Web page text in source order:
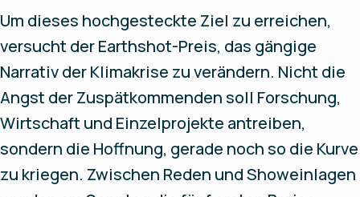
Um dieses hochgesteckte Ziel zu erreichen,
versucht der Earthshot-Preis, das gängige
Narrativ der Klimakrise zu verändern. Nicht die
Angst der Zuspätkommenden soll Forschung,
Wirtschaft und Einzelprojekte antreiben,
sondern die Hoffnung, gerade noch so die Kurve
zu kriegen. Zwischen Reden und Showeinlagen